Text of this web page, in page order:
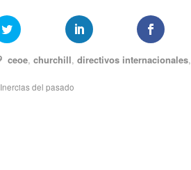
ceoe,churchill,directivos internacionales,
Inercias del pasado